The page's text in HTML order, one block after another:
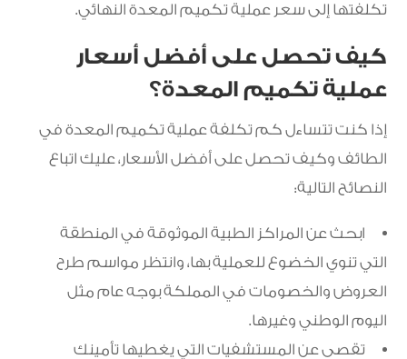
تكلفتها إلى سعر عملية تكميم المعدة النهائي.
كيف تحصل على أفضل أسعار
عملية تكميم المعدة؟
إذا كنت تتساءل كم تكلفة عملية تكميم المعدة في
الطائف وكيف تحصل على أفضل الأسعار، عليك اتباع
النصائح التالية:
ابحث عن المراكز الطبية الموثوقة في المنطقة
التي تنوي الخضوع للعملية بها، وانتظر مواسم طرح
العروض والخصومات في المملكة بوجه عام مثل
اليوم الوطني وغيرها.
تقصى عن المستشفيات التي يغطيها تأمينك